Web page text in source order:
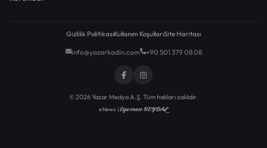
Gizlilik PolitikasıKullanım KoşullarıSite Haritası
info@yazarkadin.com +90 501 379 08 08
© 2026 Yazar Medya A.Ş. Tüm hakları saklıdır.
eNews |Egemen KEYDAL